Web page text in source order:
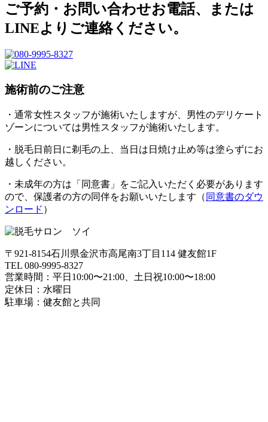
ご予約・お問い合わせお電話、または
LINEよりご連絡ください。
施術前のご注意
・通常女性スタッフが施術いたしますが、男性のデリケート
ゾーンについては男性スタッフが施術いたします。
・脱毛日前日に剃毛の上、当日は日焼け止め等は塗らずにお
越しください。
・未成年の方は「同意書」をご記入いただく必要があります
ので、保護者の方の同伴をお願いいたします（ 同意書のダウ
ンロード ）
〒921-8154石川県金沢市高尾南3丁目114 健友館1F
TEL 080-9995-8327
営業時間：平日10:00〜21:00、土日祝10:00〜18:00
定休日：水曜日
駐車場：健友館と共同